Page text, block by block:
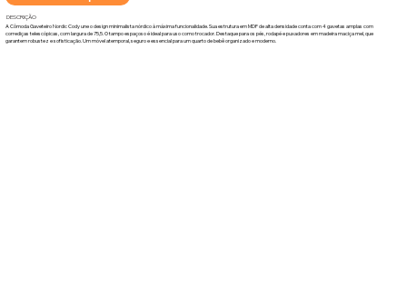
DESCRIÇÃO
A Cômoda Gaveteiro Nordic Cody une o design minimalista nórdico à máxima funcionalidade. Sua estrutura em MDF de alta densidade conta com 4 gavetas amplas com
corrediças telescópicas, com largura de 75,5. O tampo espaçoso é ideal para uso como trocador. Destaque para os pés, rodapé e puxadores em madeira maciça mel, que
garantem robustez e sofisticação. Um móvel atemporal, seguro e essencial para um quarto de bebê organizado e moderno.